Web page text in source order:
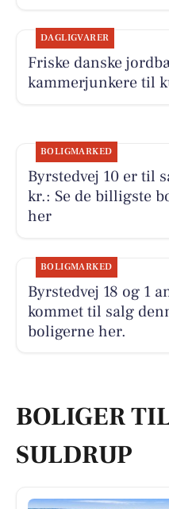
DAGLIGVARER
Friske danske
kammerjunkere til
BOLIGMARKED
Byrstedvej 10 er til
kr.: Se de billigste
her
BOLIGMARKED
Byrstedvej 18 og 1
kommet til salg
boligerne her.
BOLIGER
SULDRUP